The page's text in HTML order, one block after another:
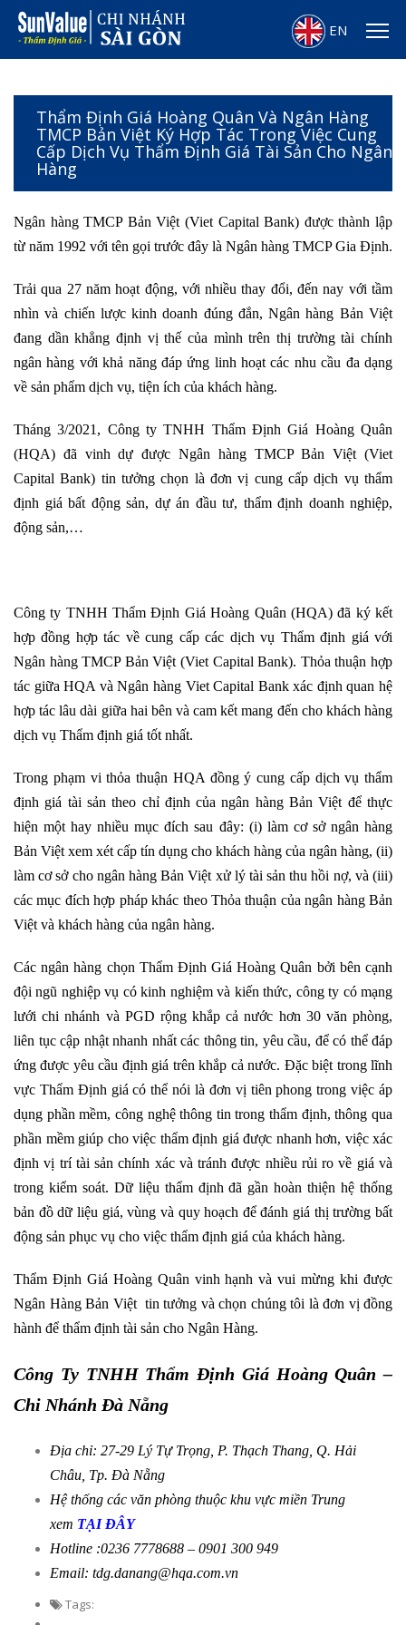
EN
Thẩm Định Giá Hoàng Quân Và Ngân Hàng
TMCP Bản Việt Ký Hợp Tác Trong Việc Cung
Cấp Dịch Vụ Thẩm Định Giá Tài Sản Cho Ngân
Hàng
Ngân hàng TMCP Bản Việt (Viet Capital Bank) được thành lập
từ năm 1992 với tên gọi trước đây là Ngân hàng TMCP Gia Định.
Trải qua 27 năm hoạt động, với nhiều thay đổi, đến nay với tầm
nhìn và chiến lược kinh doanh đúng đắn, Ngân hàng Bản Việt
đang dần khẳng định vị thế của mình trên thị trường tài chính
ngân hàng với khả năng đáp ứng linh hoạt các nhu cầu đa dạng
về sản phẩm dịch vụ, tiện ích của khách hàng.
Tháng 3/2021, Công ty TNHH Thẩm Định Giá Hoàng Quân
(HQA) đã vinh dự được Ngân hàng TMCP Bản Việt (Viet
Capital Bank) tin tưởng chọn là đơn vị cung cấp dịch vụ thẩm
định giá bất động sản, dự án đầu tư, thẩm định doanh nghiệp,
động sản,…
Công ty TNHH Thẩm Định Giá Hoàng Quân (HQA) đã ký kết
hợp đồng hợp tác về cung cấp các dịch vụ Thẩm định giá với
Ngân hàng TMCP Bản Việt (Viet Capital Bank). Thỏa thuận hợp
tác giữa HQA và Ngân hàng Viet Capital Bank xác định quan hệ
hợp tác lâu dài giữa hai bên và cam kết mang đến cho khách hàng
dịch vụ Thẩm định giá tốt nhất.
Trong phạm vi thỏa thuận HQA đồng ý cung cấp dịch vụ thẩm
định giá tài sản theo chỉ định của ngân hàng Bản Việt để thực
hiện một hay nhiều mục đích sau đây: (i) làm cơ sở ngân hàng
Bản Việt xem xét cấp tín dụng cho khách hàng của ngân hàng, (ii)
làm cơ sở cho ngân hàng Bản Việt xử lý tài sản thu hồi nợ, và (iii)
các mục đích hợp pháp khác theo Thỏa thuận của ngân hàng Bản
Việt và khách hàng của ngân hàng.
Các ngân hàng chọn Thẩm Định Giá Hoàng Quân bởi bên cạnh
đội ngũ nghiệp vụ có kinh nghiệm và kiến thức, công ty có mạng
lưới chi nhánh và PGD rộng khắp cả nước hơn 30 văn phòng,
liên tục cập nhật nhanh nhất các thông tin, yêu cầu, để có thể đáp
ứng được yêu cầu định giá trên khắp cả nước. Đặc biệt trong lĩnh
vực Thẩm Định giá có thể nói là đơn vị tiên phong trong việc áp
dụng phần mềm, công nghệ thông tin trong thẩm định, thông qua
phần mềm giúp cho việc thẩm định giá được nhanh hơn, việc xác
định vị trí tài sản chính xác và tránh được nhiều rủi ro về giá và
trong kiểm soát. Dữ liệu thẩm định đã gần hoàn thiện hệ thống
bản đồ dữ liệu giá, vùng và quy hoạch để đánh giá thị trường bất
động sản phục vụ cho việc thẩm định giá của khách hàng.
Thẩm Định Giá Hoàng Quân vinh hạnh và vui mừng khi được
Ngân Hàng Bản Việt tin tưởng và chọn chúng tôi là đơn vị đồng
hành để thẩm định tài sản cho Ngân Hàng.
Công Ty TNHH Thẩm Định Giá Hoàng Quân –
Chi Nhánh Đà Nẵng
Địa chỉ: 27-29 Lý Tự Trọng, P. Thạch Thang, Q. Hải
Châu, Tp. Đà Nẵng
Hệ thống các văn phòng thuộc khu vực miền Trung
xem TẠI ĐÂY
Hotline :0236 7778688 – 0901 300 949
Email: tdg.danang@hqa.com.vn
Tags: